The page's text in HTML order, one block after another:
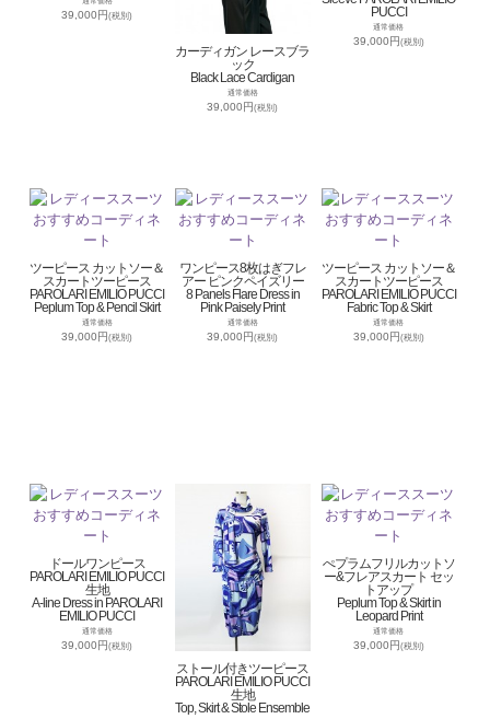
39,000円(税別)
カーディガン レースブラ
ック
Black Lace Cardigan
通常価格
39,000円(税別)
PUCCI
通常価格
39,000円(税別)
ツーピース カットソー＆
スカートツーピース
PAROLARI EMILIO PUCCI
Peplum Top & Pencil Skirt
通常価格
39,000円(税別)
ワンピース8枚はぎフレ
アー ピンクペイズリー
8 Panels Flare Dress in
Pink Paisely Print
通常価格
39,000円(税別)
ツーピース カットソー＆
スカートツーピース
PAROLARI EMILIO PUCCI
Fabric Top & Skirt
通常価格
39,000円(税別)
ドールワンピース
PAROLARI EMILIO PUCCI
生地
A-line Dress in PAROLARI
EMILIO PUCCI
通常価格
39,000円(税別)
ストール付きツーピース
PAROLARI EMILIO PUCCI
生地
Top, Skirt & Stole Ensemble
ぺプラムフリルカットソ
ー&フレアスカート セッ
トアップ
Peplum Top & Skirt in
Leopard Print
通常価格
39,000円(税別)